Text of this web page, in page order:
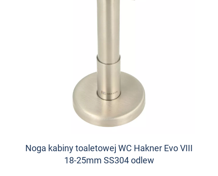
Noga kabiny toaletowej WC Hakner Evo VIII
18-25mm SS304 odlew